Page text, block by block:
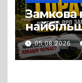
Замкова
міф
05.08.2026